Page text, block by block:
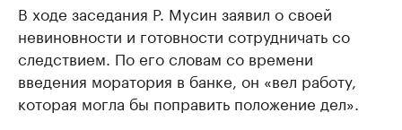
В ходе заседания Р. Мусин заявил о своей
невиновности и готовности сотрудничать со
следствием. По его словам со времени
введения моратория в банке, он «вел работу,
которая могла бы поправить положение дел».